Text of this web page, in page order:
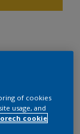
of cookies
usage, and
cookie